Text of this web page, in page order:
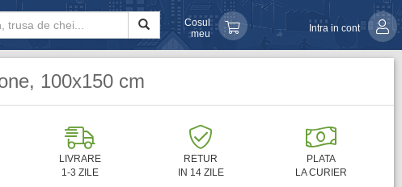
Cosul
meu
Intra in cont
100x150 cm
LIVRARE
1-3 ZILE
RETUR
IN 14 ZILE
PLATA
LA CURIER